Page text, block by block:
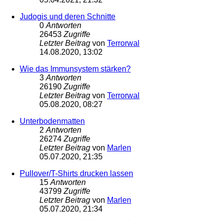
Judogis und deren Schnitte
0 Antworten
26453 Zugriffe
Letzter Beitrag von Terrorwal
14.08.2020, 13:02
Wie das Immunsystem stärken?
3 Antworten
26190 Zugriffe
Letzter Beitrag von Terrorwal
05.08.2020, 08:27
Unterbodenmatten
2 Antworten
26274 Zugriffe
Letzter Beitrag von Marlen
05.07.2020, 21:35
Pullover/T-Shirts drucken lassen
15 Antworten
43799 Zugriffe
Letzter Beitrag von Marlen
05.07.2020, 21:34